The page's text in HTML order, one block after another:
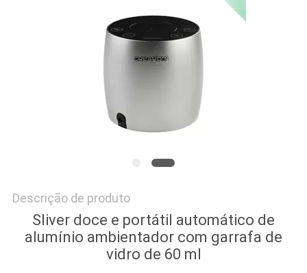
DE
PRIVACIDADE
Descrição de produto
Sliver doce e portátil automático de
alumínio ambientador com garrafa de
vidro de 60 ml